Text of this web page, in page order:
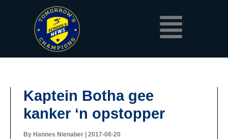
Kaptein Botha gee
kanker ‘n opstopper
By Hannes Nienaber 2017-08-20